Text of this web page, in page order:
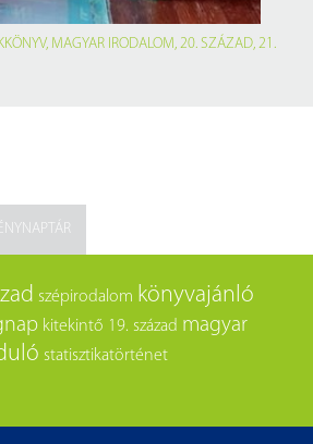
, MAGYAR IRODALOM, 20. SZÁZAD, 21.
szépirodalom könyvajánló
kitekintő 19. század magyar
statisztikatörténet